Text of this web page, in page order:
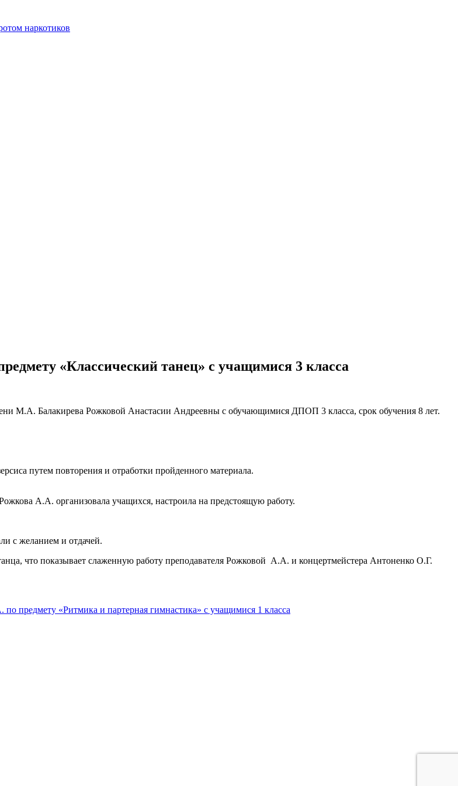
наркотиков
«Классический танец» с учащимися 3 класса
М.А. Балакирева Рожковой Анастасии Андреевны с обучающимися ДПОП 3 класса, срок обучения 8 лет.
путем повторения и отработки пройденного материала.
А.А. организовала учащихся, настроила на предстоящую работу.
с желанием и отдачей.
что показывает слаженную работу преподавателя Рожковой А.А. и концертмейстера Антоненко О.Г.
предмету «Ритмика и партерная гимнастика» с учащимися 1 класса